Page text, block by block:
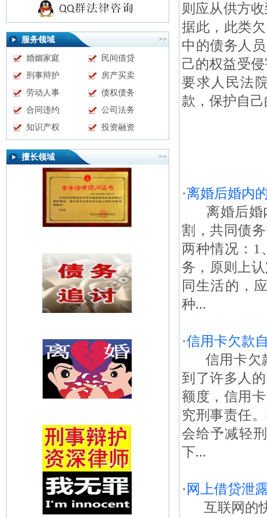
服务领域 >>
婚姻家庭
民间借贷
刑事辩护
房产买卖
劳动人事
债权债务
合同违约
公司法务
知识产权
投资融资
擅长领域 >>
则应从供方
据此，此类
中的债务人
己的权益受
要求人民法
款，保护自
·离婚后婚内
离婚后婚
割，共同债
两种情况：1
务，原则上
同生活的，
种...
·信用卡欠款
信用卡欠
到了许多人
额度，信用
究刑事责任
会给予减轻
下...
·网上借贷泄
互联网的快